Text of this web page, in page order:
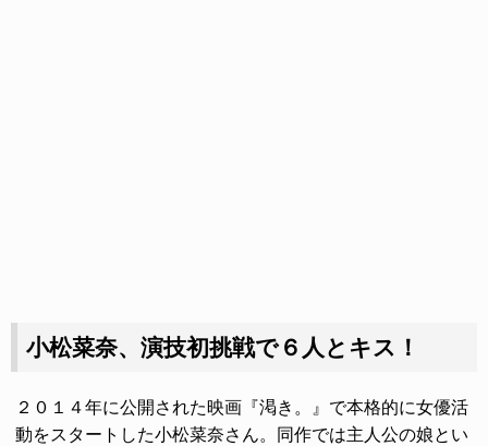
小松菜奈、演技初挑戦で６人とキス！
２０１４年に公開された映画『渇き。』で本格的に女優活
動をスタートした小松菜奈さん。同作では主人公の娘とい